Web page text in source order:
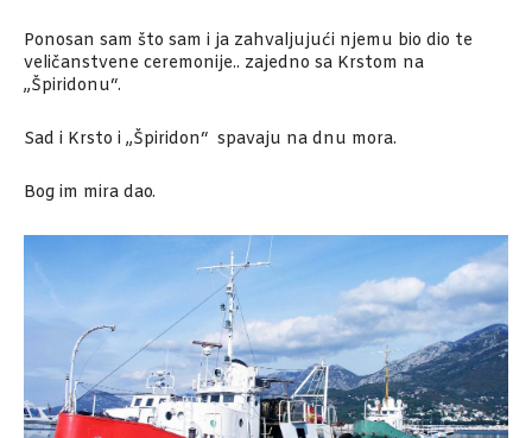
Ponosan sam što sam i ja zahvaljujući njemu bio dio te
veličanstvene ceremonije.. zajedno sa Krstom na
„Špiridonu“.
Sad i Krsto i „Špiridon“ spavaju na dnu mora.
Bog im mira dao.